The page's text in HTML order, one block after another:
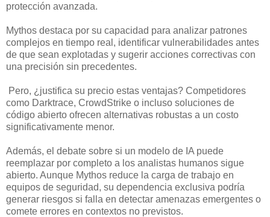
protección avanzada.
Mythos destaca por su capacidad para analizar patrones
complejos en tiempo real, identificar vulnerabilidades antes
de que sean explotadas y sugerir acciones correctivas con
una precisión sin precedentes.
Pero, ¿justifica su precio estas ventajas? Competidores
como Darktrace, CrowdStrike o incluso soluciones de
código abierto ofrecen alternativas robustas a un costo
significativamente menor.
Además, el debate sobre si un modelo de IA puede
reemplazar por completo a los analistas humanos sigue
abierto. Aunque Mythos reduce la carga de trabajo en
equipos de seguridad, su dependencia exclusiva podría
generar riesgos si falla en detectar amenazas emergentes o
comete errores en contextos no previstos.